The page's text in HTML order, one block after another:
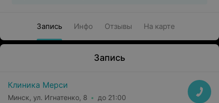
Запись Инфо Отзывы На карте
Запись
Клиника Мерси
Минск, ул. Игнатенко, 8 до 21:00